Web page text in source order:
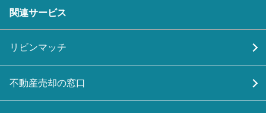
関連サービス
リビンマッチ
不動産売却の窓口